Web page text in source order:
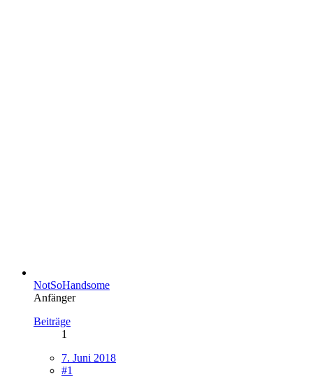
NotSoHandsome
Anfänger
Beiträge
1
7. Juni 2018
#1